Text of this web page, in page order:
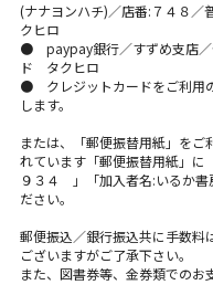
(ナナヨンハチ)／店番:７４８
クヒロ
● paypay銀行／すずめ支店／
ド タクヒロ
● クレジットカードをご利用
します。
または、「郵便振替用紙」をご
れています「郵便振替用紙」に
９３４ 」「加入者名:いるか書
ださい。
郵便振込／銀行振込共に手数料
ございますがご了承下さい。
また、図書券等、金券類でのお